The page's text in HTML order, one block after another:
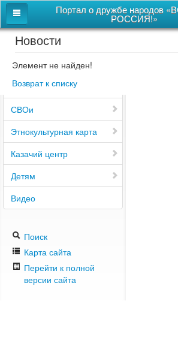
Портал о дружбе народов
РОССИЯ!»
Главная
Дом дружбы народов
Новости
СВОи
Этнокультурная карта
Казачий центр
Детям
Видео
Поиск
Карта сайта
Перейти к полной
версии сайта
Новости
Элемент не найден!
Возврат к списку